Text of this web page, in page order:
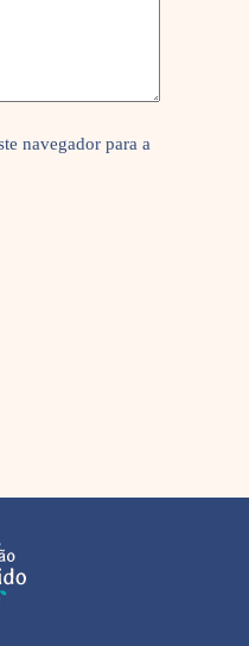
navegador para a